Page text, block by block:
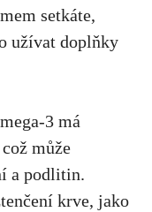
setkáte,
užívat doplňky
3 má
⁣může
a ‍podlitin.
krve, jako